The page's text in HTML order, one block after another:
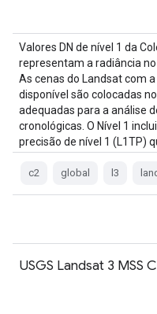
Valores DN de nível 1 da
representam a radiância
As cenas do Landsat com
disponível são colocadas
adequadas para a análise
cronológicas. O Nível 1
precisão de nível 1 (L1TP)
c2 global l3
USGS Landsat 3 MSS